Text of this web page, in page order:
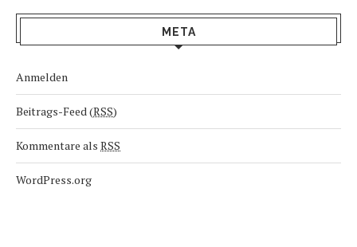
META
Anmelden
Beitrags-Feed (RSS)
Kommentare als RSS
WordPress.org